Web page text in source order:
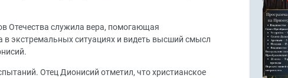
Отечества служила вера, помогающая
в экстремальных ситуациях и видеть высший смысл
Отец Дионисий отметил, что христианское